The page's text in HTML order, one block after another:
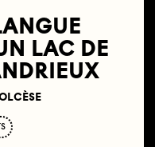
LAC DE